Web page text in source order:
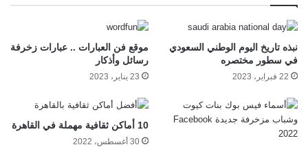
نبذه تاريخ اليوم الوطني السعودي
في سطور مختصره
22 فبراير، 2023
موقع فن العبارات .. عبارات زخرفة
رسائل وأذكار
23 يناير، 2023
10 أماكن ثقافية مهملة في القاهرة
30 أغسطس، 2022